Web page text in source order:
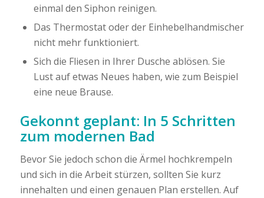
einmal den Siphon reinigen.
Das Thermostat oder der Einhebelhandmischer
nicht mehr funktioniert.
Sich die Fliesen in Ihrer Dusche ablösen. Sie
Lust auf etwas Neues haben, wie zum Beispiel
eine neue Brause.
Gekonnt geplant: In 5 Schritten
zum modernen Bad
Bevor Sie jedoch schon die Ärmel hochkrempeln
und sich in die Arbeit stürzen, sollten Sie kurz
innehalten und einen genauen Plan erstellen. Auf